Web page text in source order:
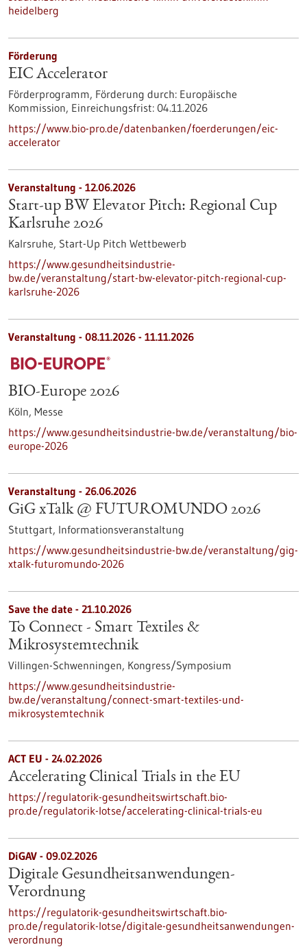
heidelberg
Förderung
EIC Accelerator
Förderprogramm, Förderung durch: Europäische
Kommission, Einreichungsfrist: 04.11.2026
https://www.bio-pro.de/datenbanken/foerderungen/eic-
accelerator
Veranstaltung - 12.06.2026
Start-up BW Elevator Pitch: Regional Cup
Karlsruhe 2026
Kalrsruhe, Start-Up Pitch Wettbewerb
https://www.gesundheitsindustrie-
bw.de/veranstaltung/start-bw-elevator-pitch-regional-cup-
karlsruhe-2026
Veranstaltung - 08.11.2026 - 11.11.2026
BIO-Europe 2026
Köln, Messe
https://www.gesundheitsindustrie-bw.de/veranstaltung/bio-
europe-2026
Veranstaltung - 26.06.2026
GiG xTalk @ FUTUROMUNDO 2026
Stuttgart, Informationsveranstaltung
https://www.gesundheitsindustrie-bw.de/veranstaltung/gig-
xtalk-futuromundo-2026
Save the date - 21.10.2026
To Connect - Smart Textiles &
Mikrosystemtechnik
Villingen-Schwenningen, Kongress/Symposium
https://www.gesundheitsindustrie-
bw.de/veranstaltung/connect-smart-textiles-und-
mikrosystemtechnik
ACT EU - 24.02.2026
Accelerating Clinical Trials in the EU
https://regulatorik-gesundheitswirtschaft.bio-
pro.de/regulatorik-lotse/accelerating-clinical-trials-eu
DiGAV - 09.02.2026
Digitale Gesundheitsanwendungen-
Verordnung
https://regulatorik-gesundheitswirtschaft.bio-
pro.de/regulatorik-lotse/digitale-gesundheitsanwendungen-
verordnung